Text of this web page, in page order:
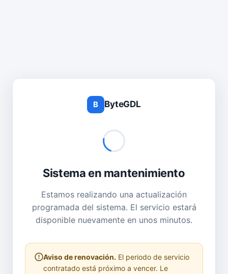
B ByteGDL
Sistema en mantenimiento
Estamos realizando una actualización
programada del sistema. El servicio estará
disponible nuevamente en unos minutos.
Aviso de renovación. El periodo de servicio
contratado está próximo a vencer. Le